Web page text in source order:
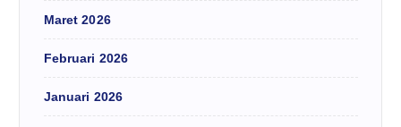
Maret 2026
Februari 2026
Januari 2026